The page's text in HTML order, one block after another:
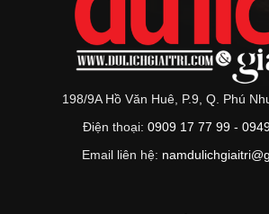
198/9A Hồ Văn Huê, P.9, Q. Phú
Điện thoại: 0909 17 77 99 -
Email liên hệ: